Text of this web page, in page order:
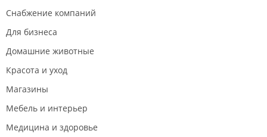
Снабжение компаний
Для бизнеса
Домашние животные
Красота и уход
Магазины
Мебель и интерьер
Медицина и здоровье